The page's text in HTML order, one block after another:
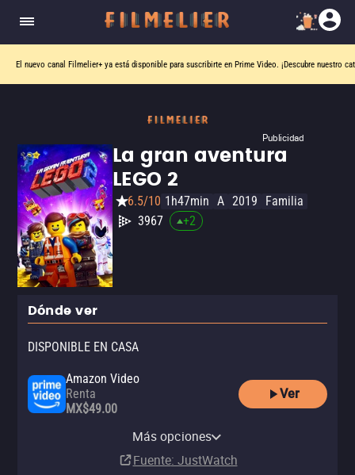
El nuevo canal Filmelier+ ya está disponible para suscribirte en Prime Video. ¡Descubre nuestro
Publicidad
La gran aventura
LEGO 2
6.5/10 1h47min A 2019
Familia
3967
+2
Dónde ver
DISPONIBLE EN CASA
Amazon Video
Renta
MX$49.00
Ver
Apple TV Store
Claro video
Más opciones
Fuente: JustWatch